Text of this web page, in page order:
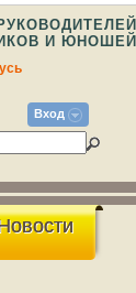
И ЮНОШЕЙ
Вход